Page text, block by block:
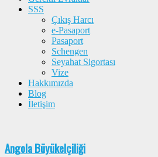
SSS
Çıkış Harcı
e-Pasaport
Pasaport
Schengen
Seyahat Sigortası
Vize
Hakkımızda
Blog
İletişim
Angola Büyükelçiliği